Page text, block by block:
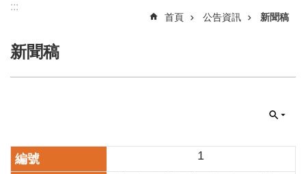
告
識
文
:::
首頁 公告資訊 新聞稿
新聞稿
1